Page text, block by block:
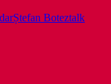
Ștefan Boteztalk